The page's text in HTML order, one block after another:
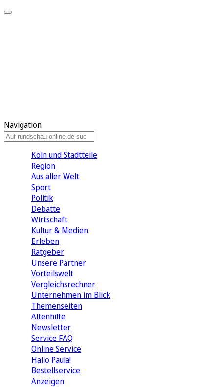
Navigation
Köln und Stadtteile
Region
Aus aller Welt
Sport
Politik
Debatte
Wirtschaft
Kultur & Medien
Erleben
Ratgeber
Unsere Partner
Vorteilswelt
Vergleichsrechner
Unternehmen im Blick
Themenseiten
Altenhilfe
Newsletter
Service FAQ
Online Service
Hallo Paula!
Bestellservice
Anzeigen